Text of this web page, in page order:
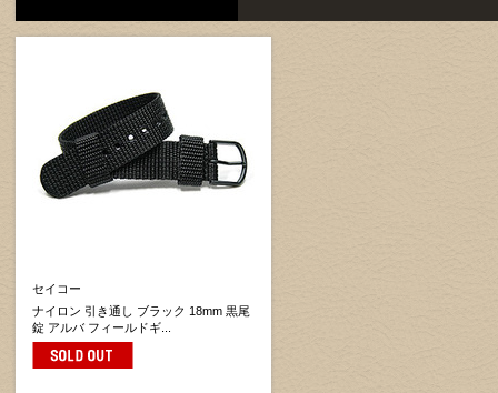
セイコー
ナイロン 引き通し ブラック 18mm 黒尾
錠 アルバ フィールドギ...